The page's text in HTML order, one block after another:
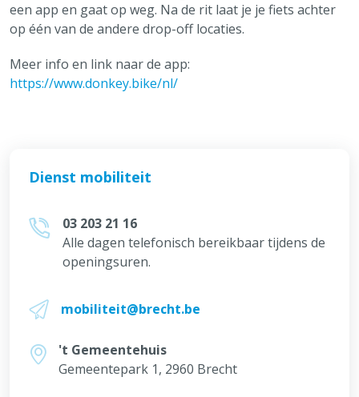
Reispas aanvragen
Feestmarkten en kermissen
Tickets cultuur
Snelle links
een app en gaat op weg. Na de rit laat je je fiets achter
op één van de andere drop-off locaties.
Meer info en link naar de app:
https://www.donkey.bike/nl/
Dienst mobiliteit
03 203 21 16
Alle dagen telefonisch bereikbaar tijdens de
openingsuren.
mobiliteit@brecht.be
't Gemeentehuis
Gemeentepark 1, 2960 Brecht